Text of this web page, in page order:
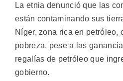
La etnia denunció que las
están contaminando sus
Níger, zona rica en petróleo,
pobreza, pese a las
regalías de petróleo que
gobierno.